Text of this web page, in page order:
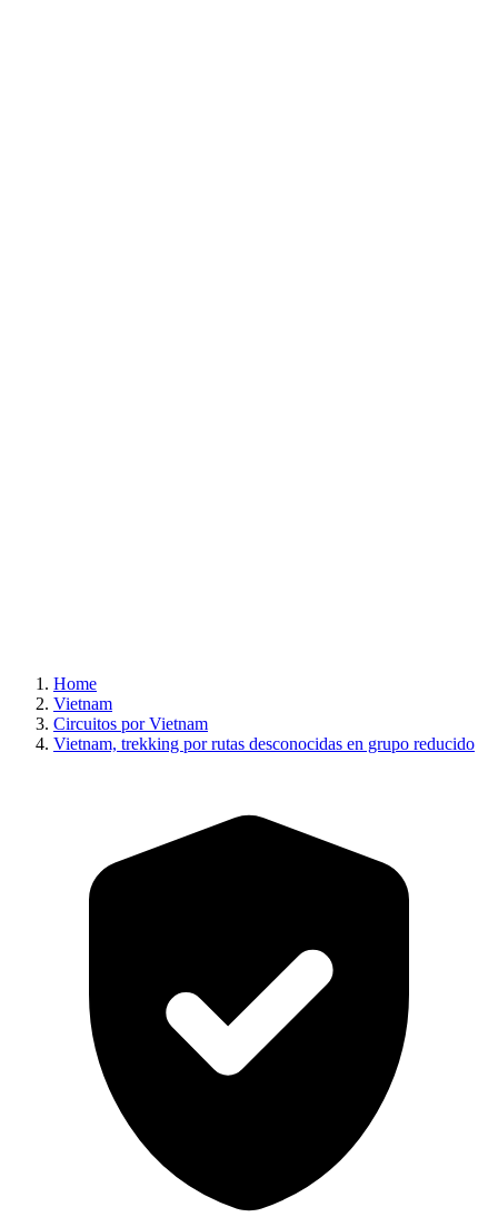
Home
Vietnam
Circuitos por Vietnam
Vietnam, trekking por rutas desconocidas en grupo reducido